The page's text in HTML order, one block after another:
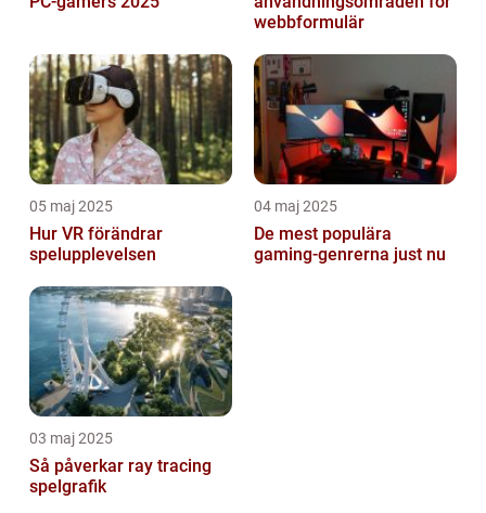
webbformulär
05 maj 2025
Hur VR förändrar
spelupplevelsen
04 maj 2025
De mest populära
gaming-genrerna just nu
03 maj 2025
Så påverkar ray tracing
spelgrafik